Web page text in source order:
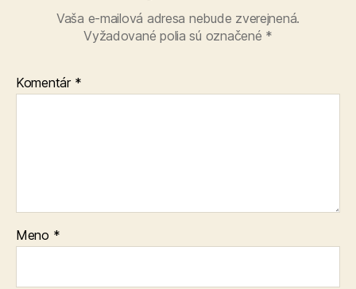
Vaša e-mailová adresa nebude zverejnená.
Vyžadované polia sú označené *
Komentár *
Meno *